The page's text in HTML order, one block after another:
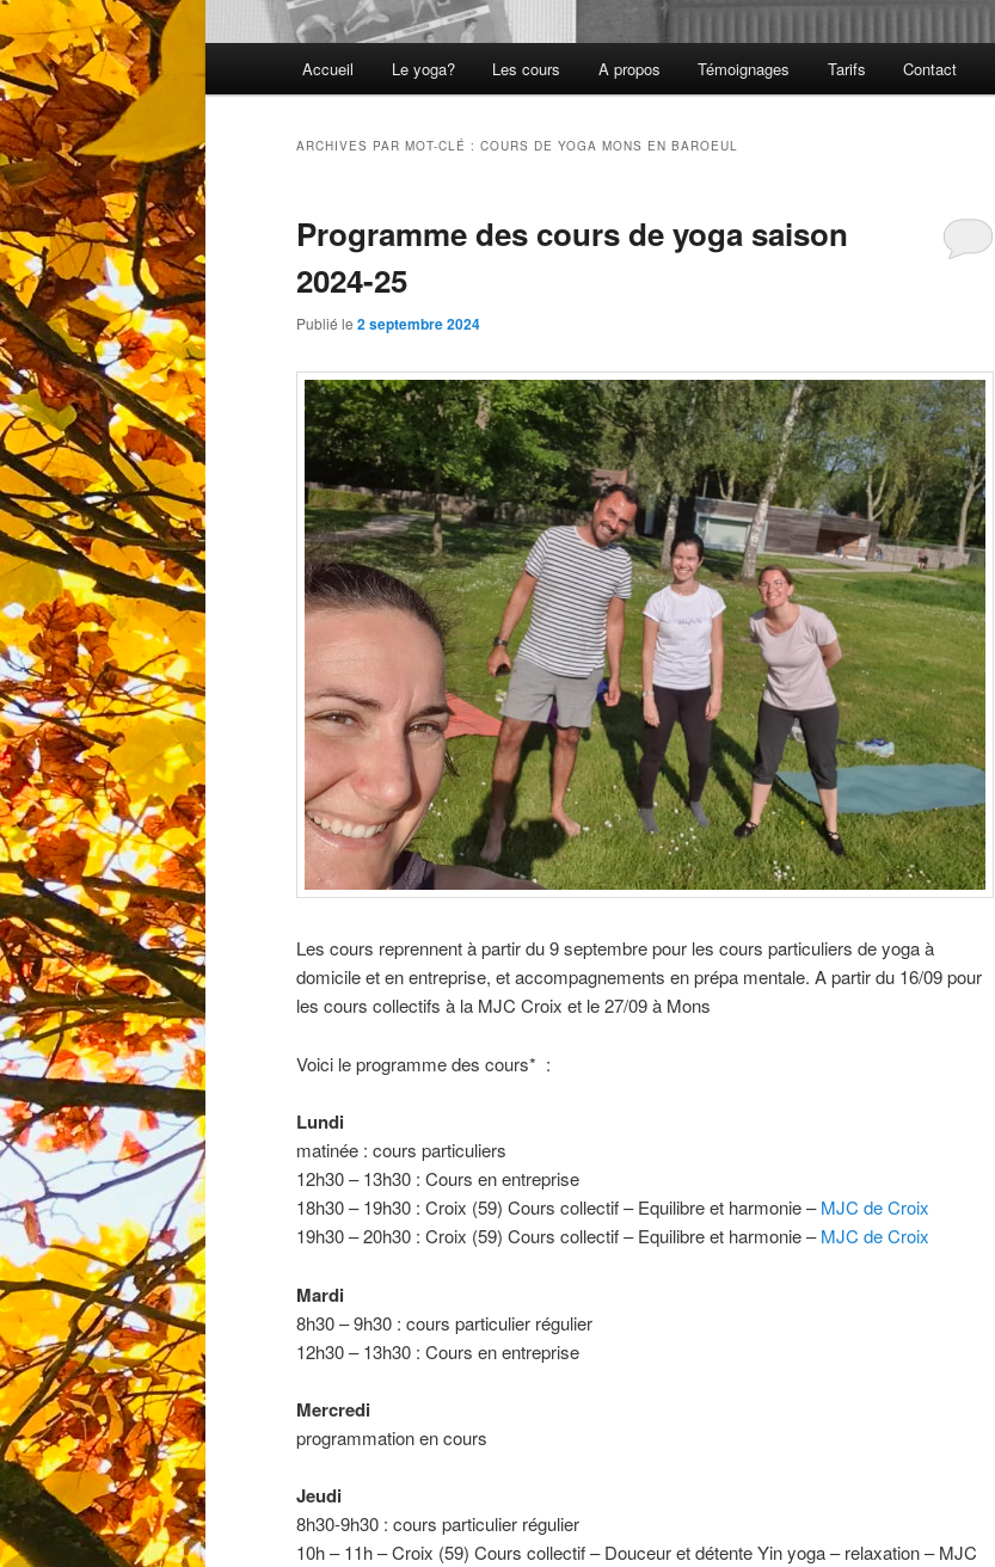
Accueil Le yoga? Les cours A propos Témoignages Tarifs Contact
ARCHIVES PAR MOT-CLÉ : COURS DE YOGA MONS EN BAROEUL
Programme des cours de yoga saison
2024-25
Publié le 2 septembre 2024
Les cours reprennent à partir du 9 septembre pour les cours particuliers de yoga à
domicile et en entreprise, et accompagnements en prépa mentale. A partir du 16/09 pour
les cours collectifs à la MJC Croix et le 27/09 à Mons
Voici le programme des cours* :
Lundi
matinée : cours particuliers
12h30 – 13h30 : Cours en entreprise
18h30 – 19h30 : Croix (59) Cours collectif – Equilibre et harmonie –MJC de Croix
19h30 – 20h30 : Croix (59) Cours collectif – Equilibre et harmonie –MJC de Croix
Mardi
8h30 – 9h30 : cours particulier régulier
12h30 – 13h30 : Cours en entreprise
Mercredi
programmation en cours
Jeudi
8h30-9h30 : cours particulier régulier
10h – 11h – Croix (59) Cours collectif – Douceur et détente Yin yoga – relaxation – MJC